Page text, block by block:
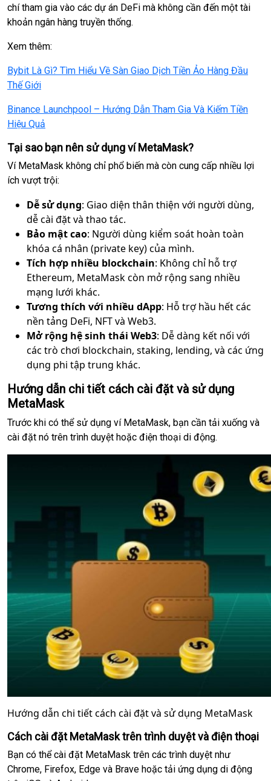
chí tham gia vào các dự án DeFi mà không cần đến một tài
khoản ngân hàng truyền thống.
Xem thêm:
Bybit Là Gì? Tìm Hiểu Về Sàn Giao Dịch Tiền Ảo Hàng Đầu
Thế Giới
Binance Launchpool – Hướng Dẫn Tham Gia Và Kiếm Tiền
Hiệu Quả
Tại sao bạn nên sử dụng ví MetaMask?
Ví MetaMask không chỉ phổ biến mà còn cung cấp nhiều lợi
ích vượt trội:
Dễ sử dụng: Giao diện thân thiện với người dùng,
dễ cài đặt và thao tác.
Bảo mật cao: Người dùng kiểm soát hoàn toàn
khóa cá nhân (private key) của mình.
Tích hợp nhiều blockchain: Không chỉ hỗ trợ
Ethereum, MetaMask còn mở rộng sang nhiều
mạng lưới khác.
Tương thích với nhiều dApp: Hỗ trợ hầu hết các
nền tảng DeFi, NFT và Web3.
Mở rộng hệ sinh thái Web3: Dễ dàng kết nối với
các trò chơi blockchain, staking, lending, và các ứng
dụng phi tập trung khác.
Hướng dẫn chi tiết cách cài đặt và sử dụng
MetaMask
Trước khi có thể sử dụng ví MetaMask, bạn cần tải xuống và
cài đặt nó trên trình duyệt hoặc điện thoại di động.
Hướng dẫn chi tiết cách cài đặt và sử dụng MetaMask
Cách cài đặt MetaMask trên trình duyệt và điện thoại
Bạn có thể cài đặt MetaMask trên các trình duyệt như
Chrome, Firefox, Edge và Brave hoặc tải ứng dụng di động